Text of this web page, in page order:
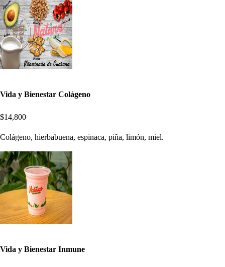
Vida y Bienestar Colágeno
$14,800
Colágeno, hierbabuena, espinaca, piña, limón, miel.
Vida y Bienestar Inmune